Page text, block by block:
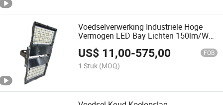
Voedselverwerking Industriële Hoge
Vermogen LED Bay Lichten 150lm/W
US$ 11,00-575,00 FOB
1 Stuk (MOQ)